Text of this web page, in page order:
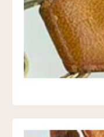
コンディション
状態:Bランク 変色
剥げ、ひび割れ
買取方法
宅配買取
買取店舗